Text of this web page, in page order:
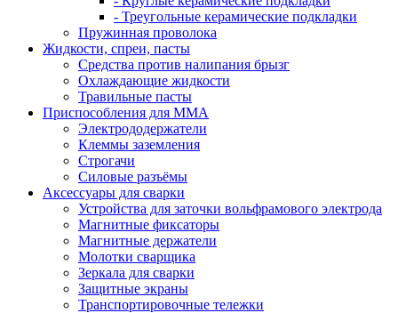
- Треугольные керамические подкладки
Пружинная проволока
Жидкости, спреи, пасты
Средства против налипания брызг
Охлаждающие жидкости
Травильные пасты
Приспособления для ММА
Электрододержатели
Клеммы заземления
Строгачи
Силовые разъёмы
Аксессуары для сварки
Устройства для заточки вольфрамового электрода
Магнитные фиксаторы
Магнитные держатели
Молотки сварщика
Зеркала для сварки
Защитные экраны
Транспортировочные тележки